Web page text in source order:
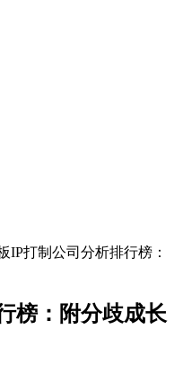
IP打制公司分析排行榜：
榜：附分歧成长